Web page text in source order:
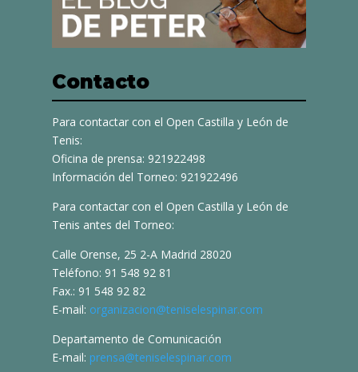
Contacto
Para contactar con el Open Castilla y León de
Tenis:
Oficina de prensa: 921922498
Información del Torneo: 921922496
Para contactar con el Open Castilla y León de
Tenis antes del Torneo:
Calle Orense, 25 2-A Madrid 28020
Teléfono: 91 548 92 81
Fax.: 91 548 92 82
E-mail: organizacion@teniselespinar.com
Departamento de Comunicación
E-mail: prensa@teniselespinar.com